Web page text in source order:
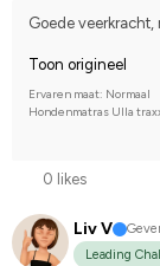
Goede
Toon origineel
Ervaren maat: Normaal
Hondenmatras Ulla
0 likes
Liv V
Leading